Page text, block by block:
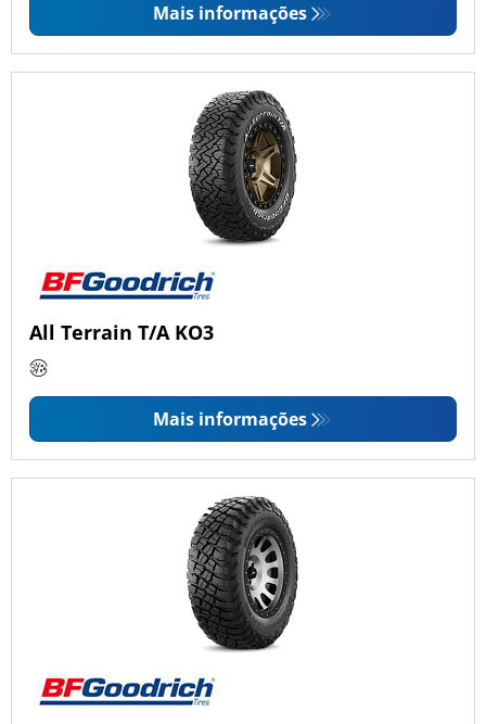
Mais informações
All Terrain T/A KO3
Mais informações